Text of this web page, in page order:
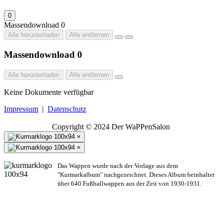
0
Massendownload 0
Alle herunterladen Alle entfernen
Massendownload 0
Alle herunterladen Alle entfernen
Keine Dokumente verfügbar
Impressum | Datenschutz
Copyright © 2024 Der WaPPenSalon
×
×
Das Wappen wurde nach der Vorlage aus dem
"Kurmarkalbum" nachgezeichnet. Dieses Album beinhaltet
über 640 Fußballwappen aus der Zeit von 1930-1931.